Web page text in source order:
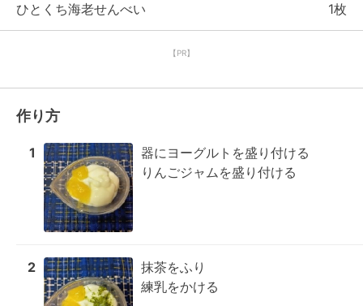
ひとくち海老せんべい 1枚
【PR】
作り方
1
器にヨーグルトを盛り付ける
りんごジャムを盛り付ける
2
抹茶をふり
練乳をかける